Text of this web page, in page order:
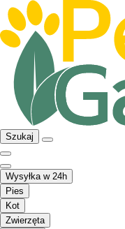
Szukaj
Wysyłka w 24h
Pies
Kot
Zwierzęta